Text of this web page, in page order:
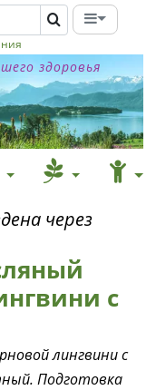
здоровья
через
с
лингвини с
Подготовка